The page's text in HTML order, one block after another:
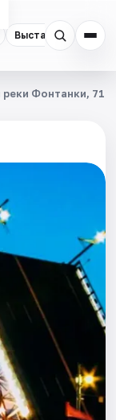
Выставки
Фонтанки, 71»